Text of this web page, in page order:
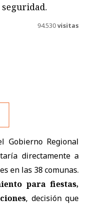
94.530visitas
Gobierno Regional
directamente a
en las 38 comunas.
para fiestas,
, decisión que